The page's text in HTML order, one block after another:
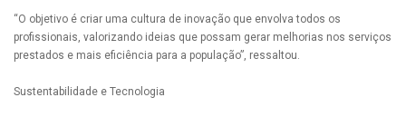
“O objetivo é criar uma cultura de inovação que envolva todos os
profissionais, valorizando ideias que possam gerar melhorias nos serviços
prestados e mais eficiência para a população”, ressaltou.
Sustentabilidade e Tecnologia